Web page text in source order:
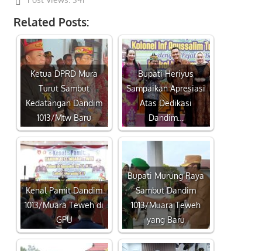
Related Posts:
Ketua DPRD Mura
Turut Sambut
Kedatangan Dandim
1013/Mtw Baru
Bupati Heriyus
Sampaikan Apresiasi
Atas Dedikasi
Dandim…
Kenal Pamit Dandim
1013/Muara Teweh di
GPU
Bupati Murung Raya
Sambut Dandim
1013/Muara Teweh
yang Baru